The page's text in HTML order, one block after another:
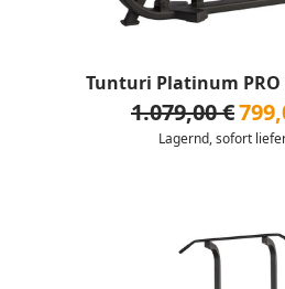
Tunturi Platinum PRO
1.079,00 €
Lagernd, sofort